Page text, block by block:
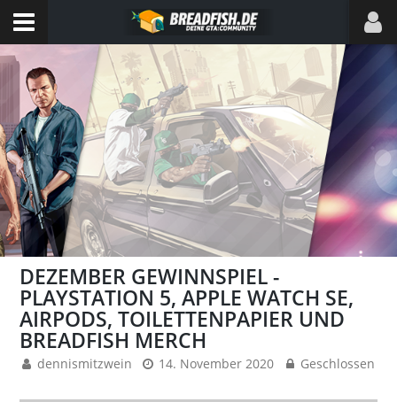
DEZEMBER GEWINNSPIEL -
PLAYSTATION 5, APPLE WATCH SE,
AIRPODS, TOILETTENPAPIER UND
BREADFISH MERCH
dennismitzwein 14. November 2020 Geschlossen